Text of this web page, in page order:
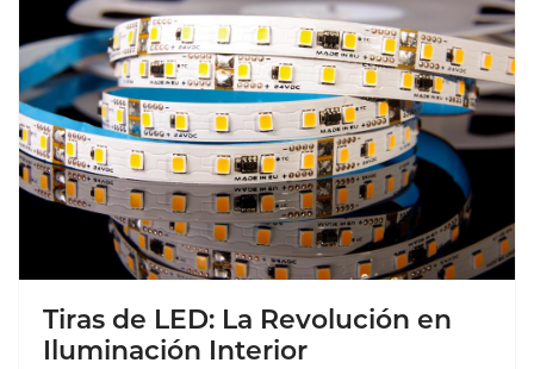
Tiras de LED: La Revolución en
Iluminación Interior